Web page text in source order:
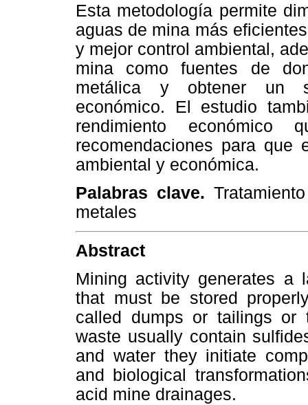
Esta metodología permite
aguas de mina más
y mejor control ambiental,
mina como fuentes de
metálica y obtener un
económico. El estudio
rendimiento
recomendaciones para que
ambiental y económica.
Palabras clave.
metales
Abstract
Mining activity generates a
that must be stored
called dumps or tailings or
waste usually contain
and water they initiate
and biological
acid mine drainages.